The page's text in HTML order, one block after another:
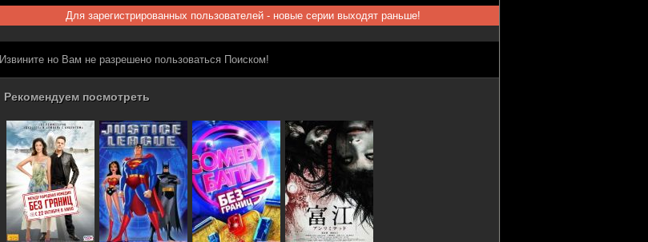
Для зарегистрированных пользователей - новые серии выходят раньше!
Извините но Вам не разрешено пользоваться Поиском!
Рекомендуем посмотреть